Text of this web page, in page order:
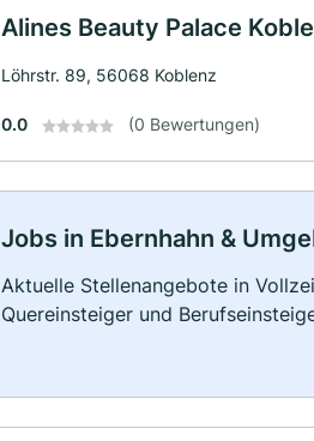
Alines Beauty Palace
Löhrstr. 89, 56068 Koblenz
0.0 (0 Bewertungen)
Jobs in Ebernhahn &
Aktuelle Stellenangebote in
Quereinsteiger und